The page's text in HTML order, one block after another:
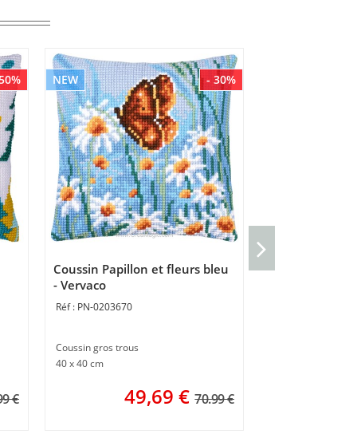
€
- 30%
NEW
Coussin Papillon et fleurs bleu
- Vervaco
PN-0203670
Coussin gros trous
40 x 40 cm
49,69 € 70.99 €